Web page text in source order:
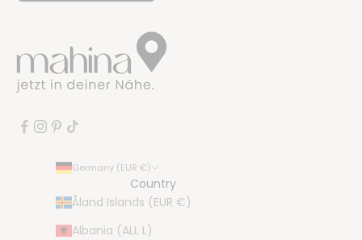
Germany (EUR €)
Country
Åland Islands (EUR €)
Albania (ALL L)